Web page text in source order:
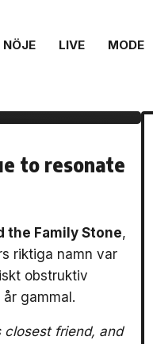
NÖJE LIVE MODE
to resonate
the Family Stone,
riktiga namn var
obstruktiv
gammal.
closest friend, and